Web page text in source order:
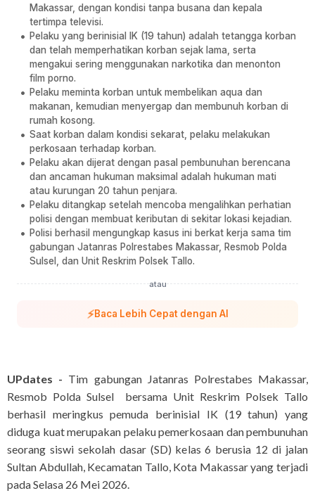
Makassar, dengan kondisi tanpa busana dan kepala
tertimpa televisi.
Pelaku yang berinisial IK (19 tahun) adalah tetangga korban
dan telah memperhatikan korban sejak lama, serta
mengakui sering menggunakan narkotika dan menonton
film porno.
Pelaku meminta korban untuk membelikan aqua dan
makanan, kemudian menyergap dan membunuh korban di
rumah kosong.
Saat korban dalam kondisi sekarat, pelaku melakukan
perkosaan terhadap korban.
Pelaku akan dijerat dengan pasal pembunuhan berencana
dan ancaman hukuman maksimal adalah hukuman mati
atau kurungan 20 tahun penjara.
Pelaku ditangkap setelah mencoba mengalihkan perhatian
polisi dengan membuat keributan di sekitar lokasi kejadian.
Polisi berhasil mengungkap kasus ini berkat kerja sama tim
gabungan Jatanras Polrestabes Makassar, Resmob Polda
Sulsel, dan Unit Reskrim Polsek Tallo.
atau
⚡Baca Lebih Cepat dengan AI
UPdates - Tim gabungan Jatanras Polrestabes Makassar,
Resmob Polda Sulsel bersama Unit Reskrim Polsek Tallo
berhasil meringkus pemuda berinisial IK (19 tahun) yang
diduga kuat merupakan pelaku pemerkosaan dan pembunuhan
seorang siswi sekolah dasar (SD) kelas 6 berusia 12 di jalan
Sultan Abdullah, Kecamatan Tallo, Kota Makassar yang terjadi
pada Selasa 26 Mei 2026.